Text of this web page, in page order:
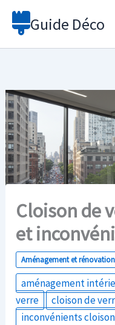
Aller
Guide Déco
Cloison de
et
Aménagement et rénovation
aménagement
verre
cloison de
inconvénients